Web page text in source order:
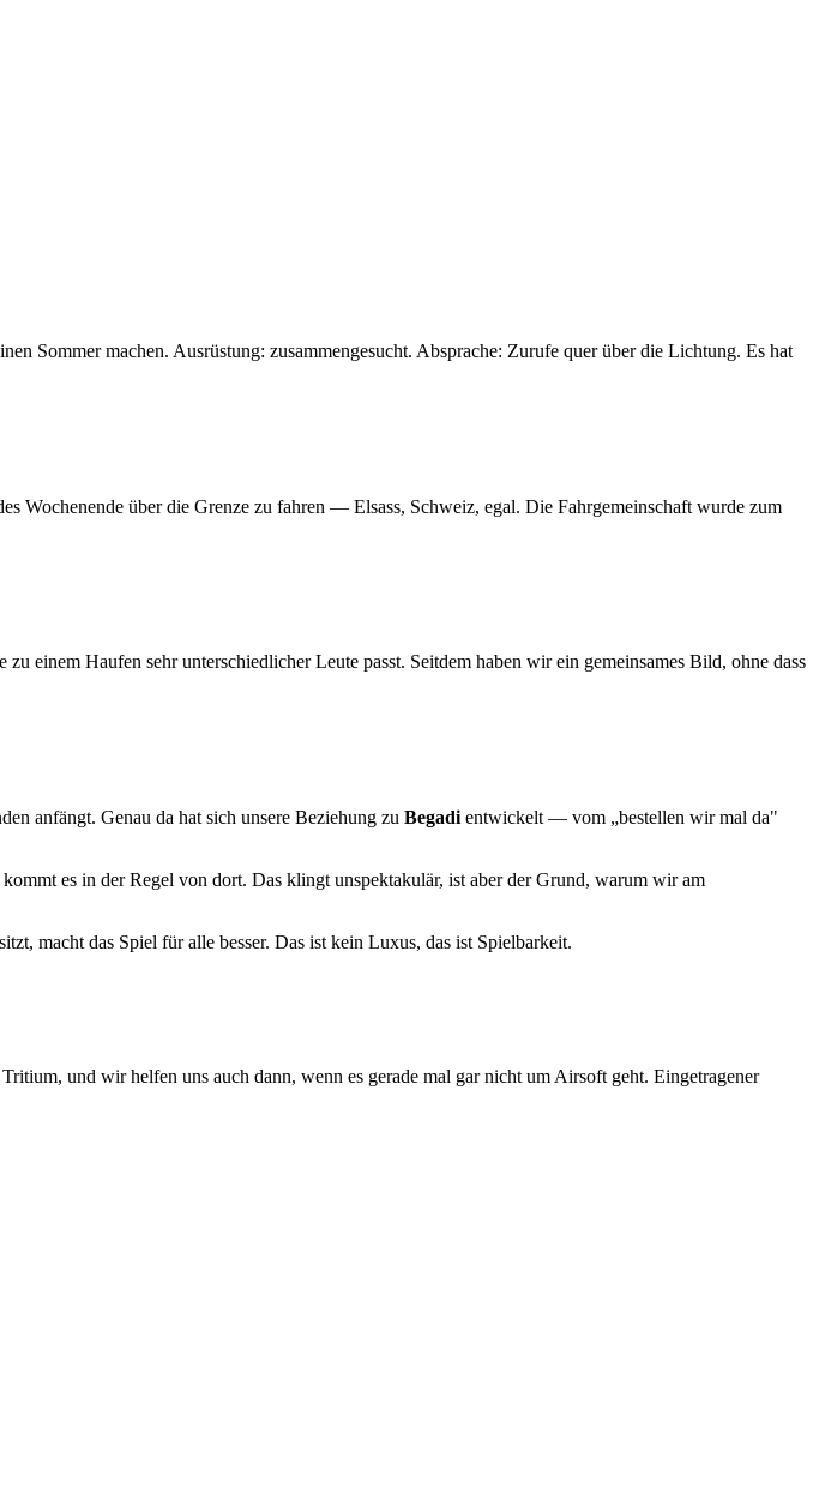
Sommer machen. Ausrüstung: zusammengesucht. Absprache: Zurufe quer über die Lichtung. Es hat
Wochenende über die Grenze zu fahren — Elsass, Schweiz, egal. Die Fahrgemeinschaft wurde zum
Haufen sehr unterschiedlicher Leute passt. Seitdem haben wir ein gemeinsames Bild, ohne dass
anfängt. Genau da hat sich unsere Beziehung zu Begadientwickelt — vom „bestellen wir mal da"
es in der Regel von dort. Das klingt unspektakulär, ist aber der Grund, warum wir am
macht das Spiel für alle besser. Das ist kein Luxus, das ist Spielbarkeit.
und wir helfen uns auch dann, wenn es gerade mal gar nicht um Airsoft geht. Eingetragener